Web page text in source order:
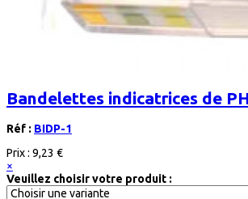
Bandelettes indicatrices de PH
Réf : BIDP-1
Prix : 9,23 €
×
Veuillez choisir votre produit :